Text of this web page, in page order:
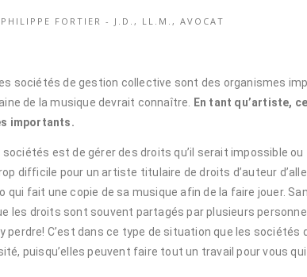
PHILIPPE FORTIER - J.D., LL.M., AVOCAT
sociétés de gestion collective sont des organismes
de la musique devrait connaître.
En tant qu’artiste,
importants.
sociétés est de gérer des droits qu’il serait impossible ou
difficile pour un artiste titulaire de droits d’auteur
qui fait une copie de sa musique afin de la faire jouer.
les droits sont souvent partagés par plusieurs
perdre! C’est dans ce type de situation que les sociétés
puisqu’elles peuvent faire tout un travail pour vous